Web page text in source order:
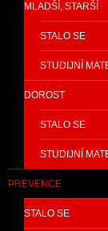
MLADŠÍ, STARŠÍ
STALO SE
STUDIJNÍ
DOROST
STALO SE
STUDIJNÍ
PREVENCE
STALO SE